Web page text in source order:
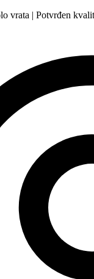
vrata | Potvrđen